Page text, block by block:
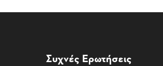
Συχνές Ερωτήσεις